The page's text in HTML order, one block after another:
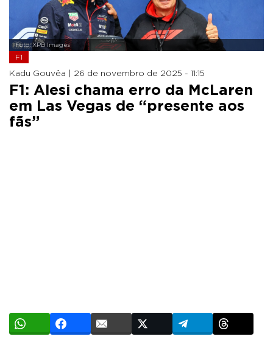
Foto: XPB Images
F1
Kadu Gouvêa | 26 de novembro de 2025 - 11:15
F1: Alesi chama erro da McLaren
em Las Vegas de “presente aos
fãs”